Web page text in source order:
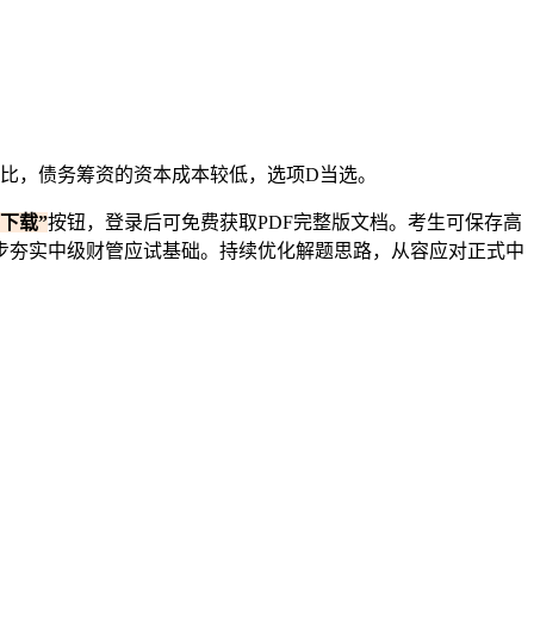
，债务筹资的资本成本较低，选项D当选。
载”按钮，登录后可免费获取PDF完整版文档。考生可保存高
实中级财管应试基础。持续优化解题思路，从容应对正式中